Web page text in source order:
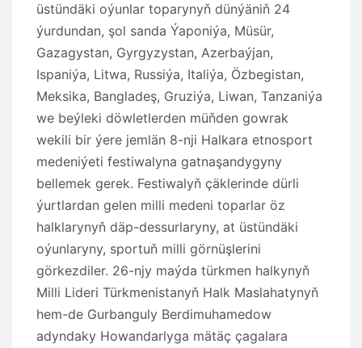
üstündäki oýunlar toparynyň dünýäniň 24
ýurdundan, şol sanda Ýaponiýa, Müsür,
Gazagystan, Gyrgyzystan, Azerbaýjan,
Ispaniýa, Litwa, Russiýa, Italiýa, Özbegistan,
Meksika, Bangladeş, Gruziýa, Liwan, Tanzaniýa
we beýleki döwletlerden müňden gowrak
wekili bir ýere jemlän 8-nji Halkara etnosport
medeniýeti festiwalyna gatnaşandygyny
bellemek gerek. Festiwalyň çäklerinde dürli
ýurtlardan gelen milli medeni toparlar öz
halklarynyň däp-dessurlaryny, at üstündäki
oýunlaryny, sportuň milli görnüşlerini
görkezdiler. 26-njy maýda türkmen halkynyň
Milli Lideri Türkmenistanyň Halk Maslahatynyň
hem-de Gurbanguly Berdimuhamedow
adyndaky Howandarlyga mätäç çagalara